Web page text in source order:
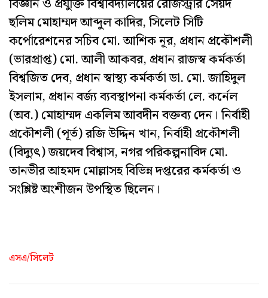
বিজ্ঞান ও প্রযুক্তি বিশ্ববিদ্যালয়ের রেজিস্ট্রার সৈয়দ
ছলিম মোহাম্মদ আব্দুল কাদির, সিলেট সিটি
কর্পোরেশনের সচিব মো. আশিক নূর, প্রধান প্রকৌশলী
(ভারপ্রাপ্ত) মো. আলী আকবর, প্রধান রাজস্ব কর্মকর্তা
বিশ্বজিত দেব, প্রধান স্বাস্থ্য কর্মকর্তা ডা. মো. জাহিদুল
ইসলাম, প্রধান বর্জ্য ব্যবস্থাপনা কর্মকর্তা লে. কর্নেল
(অব.) মোহাম্মদ একলিম আবদীন বক্তব্য দেন। নির্বাহী
প্রকৌশলী (পূর্ত) রজি উদ্দিন খান, নির্বাহী প্রকৌশলী
(বিদ্যুৎ) জয়দেব বিশ্বাস, নগর পরিকল্পনাবিদ মো.
তানভীর আহমদ মোল্লাসহ বিভিন্ন দপ্তরের কর্মকর্তা ও
সংশ্লিষ্ট অংশীজন উপস্থিত ছিলেন।
এসএ/সিলেট